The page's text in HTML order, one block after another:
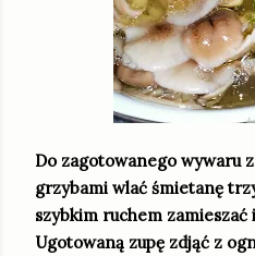
Do zagotowanego wywaru
grzybami wlać śmietanę
szybkim ruchem zamieszać
Ugotowaną zupę zdjąć z